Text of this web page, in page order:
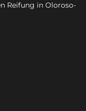
Reifung in Oloroso-